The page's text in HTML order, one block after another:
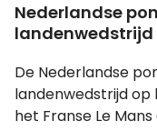
Nederlandse
landenwedstrijd
De Nederlandse
landenwedstrijd op
het Franse Le